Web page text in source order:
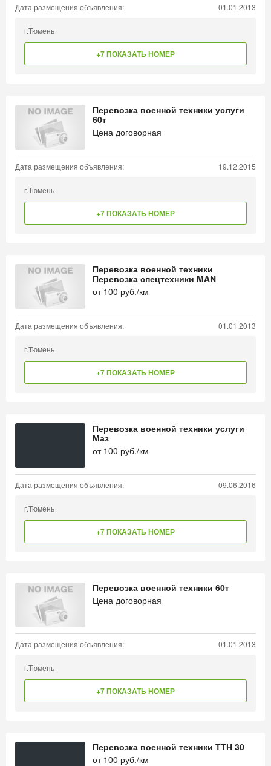
Дата размещения объявления: 01.01.2013
г.Тюмень
+7 ПОКАЗАТЬ НОМЕР
Перевозка военной техники услуги
60т
Цена договорная
Дата размещения объявления: 19.12.2015
г.Тюмень
+7 ПОКАЗАТЬ НОМЕР
Перевозка военной техники
Перевозка спецтехники MAN
от 100 руб./км
Дата размещения объявления: 01.01.2013
г.Тюмень
+7 ПОКАЗАТЬ НОМЕР
Перевозка военной техники услуги
Маз
от 100 руб./км
Дата размещения объявления: 09.06.2016
г.Тюмень
+7 ПОКАЗАТЬ НОМЕР
Перевозка военной техники 60т
Цена договорная
Дата размещения объявления: 01.01.2013
г.Тюмень
+7 ПОКАЗАТЬ НОМЕР
Перевозка военной техники ТТН 30
от 100 руб./км